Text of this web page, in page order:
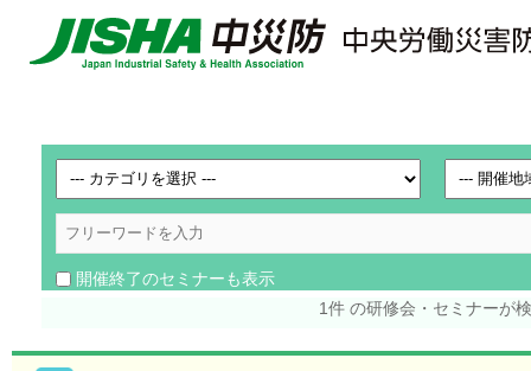
開催終了のセミナーも表示
1件 の研修会・セミナーが